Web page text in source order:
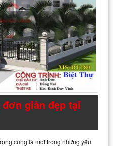
giản đẹp tại
cũng là một trong những yếu